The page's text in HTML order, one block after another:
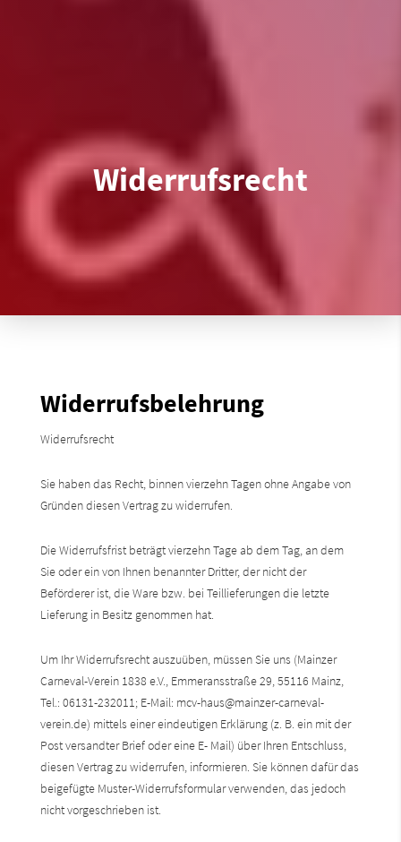
Widerrufsrecht
Widerrufsbelehrung
Widerrufsrecht
Sie haben das Recht, binnen vierzehn Tagen ohne Angabe von
Gründen diesen Vertrag zu widerrufen.
Die Widerrufsfrist beträgt vierzehn Tage ab dem Tag, an dem
Sie oder ein von Ihnen benannter Dritter, der nicht der
Beförderer ist, die Ware bzw. bei Teillieferungen die letzte
Lieferung in Besitz genommen hat.
Um Ihr Widerrufsrecht auszuüben, müssen Sie uns (Mainzer
Carneval-Verein 1838 e.V., Emmeransstraße 29, 55116 Mainz,
Tel.: 06131-232011; E-Mail: mcv-haus@mainzer-carneval-
verein.de) mittels einer eindeutigen Erklärung (z. B. ein mit der
Post versandter Brief oder eine E- Mail) über Ihren Entschluss,
diesen Vertrag zu widerrufen, informieren. Sie können dafür das
beigefügte Muster-Widerrufsformular verwenden, das jedoch
nicht vorgeschrieben ist.